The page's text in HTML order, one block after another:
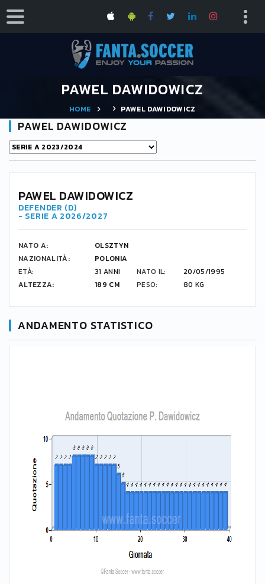
PAWEL DAWIDOWICZ
HOME PAWEL DAWIDOWICZ
PAWEL DAWIDOWICZ
PAWEL DAWIDOWICZ
DEFENDER (D)
- SERIE A 2026/2027
NATO A:
OLSZTYN
NAZIONALITÀ:
POLONIA
ETÀ:
31 ANNI NATO IL:
20/05/1995
ALTEZZA:
189 CM PESO: 80 KG
ANDAMENTO STATISTICO